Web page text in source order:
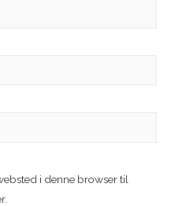
i denne browser til